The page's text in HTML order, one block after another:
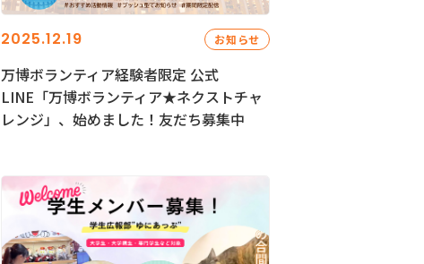
2025.12.19 お知らせ
万博ボランティア経験者限定 公式
LINE「万博ボランティア★ネクストチャ
レンジ」、始めました！友だち募集中